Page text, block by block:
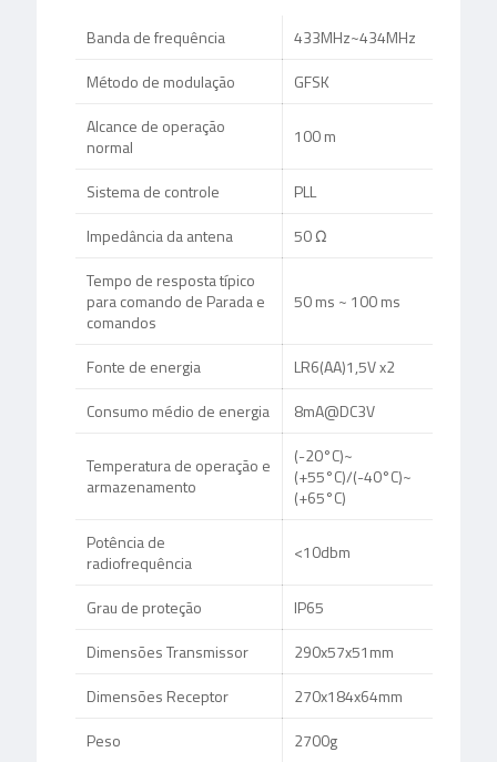
Banda de frequência
433MHz~434MHz
Método de modulação
GFSK
Alcance de operação
normal
100 m
Sistema de controle
PLL
Impedância da antena
50 Ω
Tempo de resposta típico
para comando de Parada e
comandos
50 ms ~ 100 ms
Fonte de energia
LR6(AA)1,5V x2
Consumo médio de energia
8mA@DC3V
Temperatura de operação e
armazenamento
(-20°C)~
(+55°C)/(-40°C)~
(+65°C)
Potência de
radiofrequência
<10dbm
Grau de proteção
IP65
Dimensões Transmissor
290x57x51mm
Dimensões Receptor
270x184x64mm
Peso
2700g